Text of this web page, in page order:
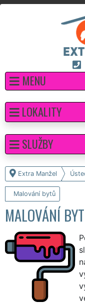
MENU
Extra Manžel
Malování bytů
MALOVÁNÍ
LOKALITY
SLUŽBY